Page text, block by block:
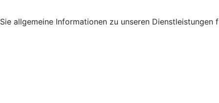
allgemeine Informationen zu unseren